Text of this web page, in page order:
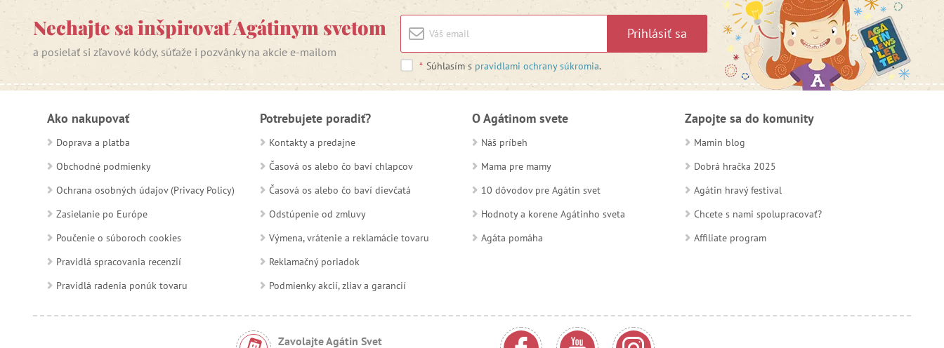
Nechajte sa inšpirovať Agátinym svetom
a posielať si zľavové kódy, súťaže i pozvánky na akcie e-mailom
Prihlásiť sa
* Súhlasím s pravidlami ochrany súkromia.
Ako nakupovať
Doprava a platba
Obchodné podmienky
Ochrana osobných údajov (Privacy Policy)
Zasielanie po Európe
Poučenie o súboroch cookies
Pravidlá spracovania recenzií
Pravidlá radenia ponúk tovaru
Potrebujete poradiť?
Kontakty a predajne
Časová os alebo čo baví chlapcov
Časová os alebo čo baví dievčatá
Odstúpenie od zmluvy
Výmena, vrátenie a reklamácie tovaru
Reklamačný poriadok
Podmienky akcií, zliav a garancií
O Agátinom svete
Náš príbeh
Mama pre mamy
10 dôvodov pre Agátin svet
Hodnoty a korene Agátinho sveta
Agáta pomáha
Zapojte sa do komunity
Mamin blog
Dobrá hračka 2025
Agátin hravý festival
Chcete s nami spolupracovať?
Affiliate program
Zavolajte Agátin Svet